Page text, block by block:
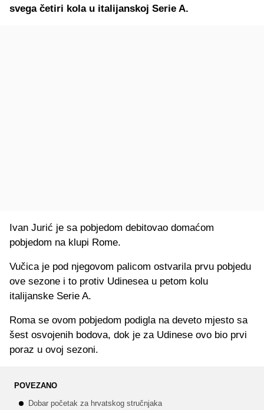
svega četiri kola u italijanskoj Serie A.
Ivan Jurić je sa pobjedom debitovao domaćom
pobjedom na klupi Rome.
Vučica je pod njegovom palicom ostvarila prvu pobjedu
ove sezone i to protiv Udinesea u petom kolu
italijanske Serie A.
Roma se ovom pobjedom podigla na deveto mjesto sa
šest osvojenih bodova, dok je za Udinese ovo bio prvi
poraz u ovoj sezoni.
POVEZANO
Dobar početak za hrvatskog stručnjaka